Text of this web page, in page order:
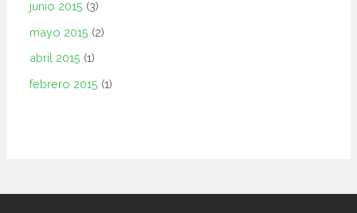
junio 2015 (3)
mayo 2015 (2)
abril 2015 (1)
febrero 2015 (1)